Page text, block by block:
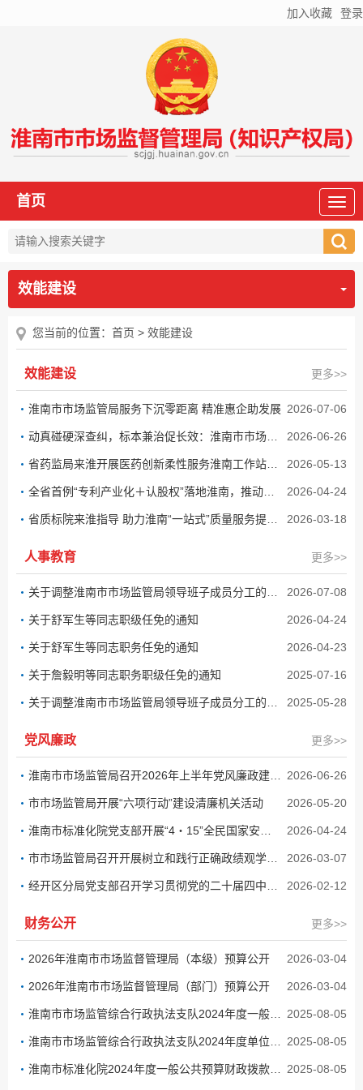
加入收藏 登录
首页
效能建设
您当前的位置： 首页 > 效能建设
效能建设 更多>>
淮南市市场监管局服务下沉零距离 精准惠企助发展 2026-07-06
2026-06-26
2026-05-13
2026-04-24
2026-03-18
人事教育 更多>>
2026-07-08
关于舒军生等同志职级任免的通知 2026-04-24
关于舒军生等同志职务任免的通知 2026-04-23
关于詹毅明等同志职务职级任免的通知 2025-07-16
2025-05-28
党风廉政 更多>>
2026-06-26
市市场监管局开展“六项行动”建设清廉机关活动 2026-05-20
2026-04-24
2026-03-07
2026-02-12
财务公开 更多>>
2026年淮南市市场监督管理局（本级）预算公开 2026-03-04
2026年淮南市市场监督管理局（部门）预算公开 2026-03-04
2025-08-05
2025-08-05
2025-08-05